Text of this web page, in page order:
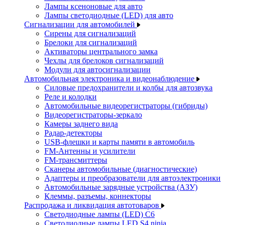
Лампы ксеноновые для авто
Лампы светодиодные (LED) для авто
Сигнализации для автомобилей
Сирены для сигнализаций
Брелоки для сигнализаций
Активаторы центрального замка
Чехлы для брелоков сигнализаций
Модули для автосигнализации
Автомобильная электроника и видеонаблюдение
Силовые предохранители и колбы для автозвука
Реле и колодки
Автомобильные видеорегистраторы (гибриды)
Видеорегистраторы-зеркало
Камеры заднего вида
Радар-детекторы
USB-флешки и карты памяти в автомобиль
FM-Антенны и усилители
FM-трансмиттеры
Сканеры автомобильные (диагностические)
Адаптеры и преобразователи для автоэлектроники
Автомобильные зарядные устройства (АЗУ)
Клеммы, разъемы, коннекторы
Распродажа и ликвидация автотоваров
Светодиодные лампы (LED) C6
Светодиодные лампы LED S4 ninja